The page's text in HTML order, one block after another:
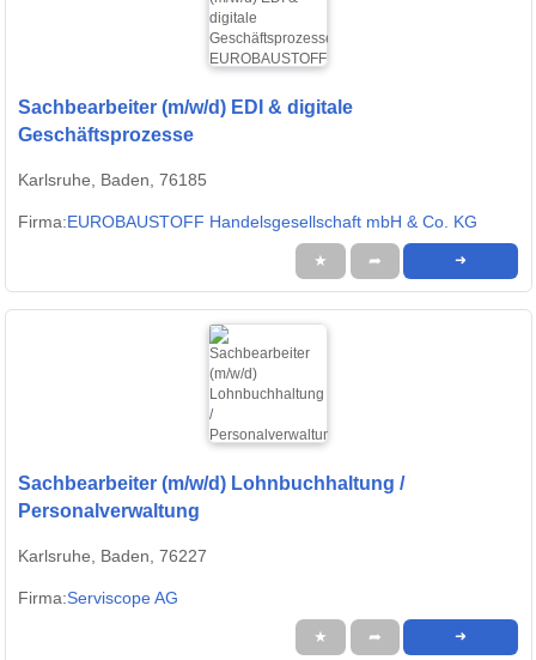
Sachbearbeiter (m/w/d) EDI & digitale
Geschäftsprozesse
Karlsruhe, Baden, 76185
Firma:EUROBAUSTOFF Handelsgesellschaft mbH & Co. KG
★ ➦ ➜
Sachbearbeiter (m/w/d) Lohnbuchhaltung /
Personalverwaltung
Karlsruhe, Baden, 76227
Firma:Serviscope AG
★ ➦ ➜